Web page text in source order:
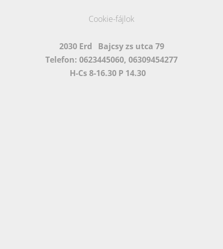
Cookie-fájlok
2030 Erd Bajcsy zs utca 79
Telefon: 0623445060, 06309454277
H-Cs 8-16.30 P 14.30